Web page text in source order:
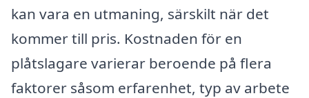
kan vara en utmaning, särskilt när det
kommer till pris. Kostnaden för en
plåtslagare varierar beroende på flera
faktorer såsom erfarenhet, typ av arbete